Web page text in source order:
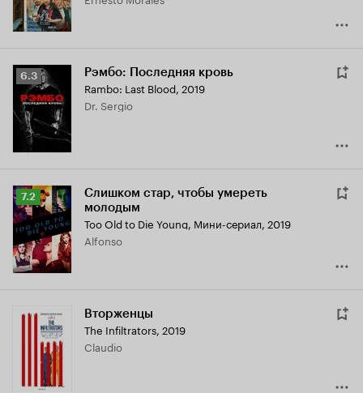
Рейтинг
Кинопоиска
6.3
6.3 Рэмбо: Последняя кровь
Rambo: Last Blood, 2019
Dr. Sergio
Рейтинг
Кинопоиска
7.2
7.2
Слишком стар, чтобы умереть
молодым
Too Old to Die Young, Мини-сериал, 2019
Alfonso
Вторженцы
The Infiltrators, 2019
Claudio